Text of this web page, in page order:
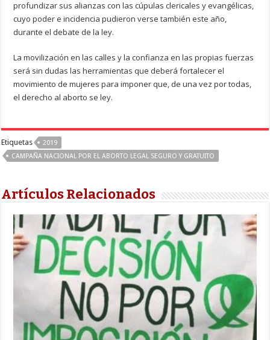
profundizar sus alianzas con las cúpulas clericales y evangélicas,
cuyo poder e incidencia pudieron verse también este año,
durante el debate de la ley.
La movilización en las calles y la confianza en las propias fuerzas
será sin dudas las herramientas que deberá fortalecer el
movimiento de mujeres para imponer que, de una vez por todas,
el derecho al aborto se ley.
Etiquetas
2019
CAMPAÑA NACIONAL POR EL ABORTO LEGAL SEGURO Y GRATUITO
Artículos Relacionados